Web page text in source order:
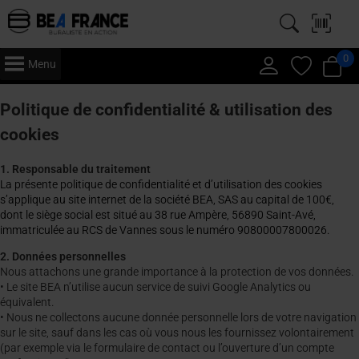
Menu 0
Politique de confidentialité & utilisation des
cookies
1. Responsable du traitement
La présente politique de confidentialité et d’utilisation des cookies
s’applique au site internet de la société BEA, SAS au capital de 100€,
dont le siège social est situé au 38 rue Ampère, 56890 Saint-Avé,
immatriculée au RCS de Vannes sous le numéro 90800007800026.
2. Données personnelles
Nous attachons une grande importance à la protection de vos données.
• Le site BEA n’utilise aucun service de suivi Google Analytics ou
équivalent.
• Nous ne collectons aucune donnée personnelle lors de votre navigation
sur le site, sauf dans les cas où vous nous les fournissez volontairement
(par exemple via le formulaire de contact ou l’ouverture d’un compte